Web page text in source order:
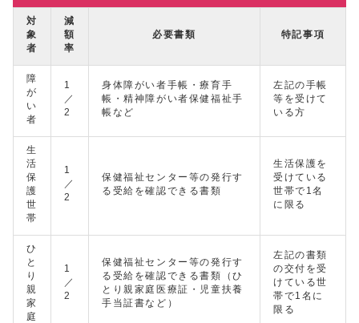
対
象
者
減
額
率
必要書類 特記事項
障
が
い
者
1
／
2
身体障がい者手帳・療育手
帳・精神障がい者保健福祉手
帳など
左記の手帳
等を受けて
いる方
生
活
保
護
世
帯
1
／
2
保健福祉センター等の発行す
る受給を確認できる書類
生活保護を
受けている
世帯で1名
に限る
ひ
と
り
親
家
庭
1
／
2
保健福祉センター等の発行す
る受給を確認できる書類（ひ
とり親家庭医療証・児童扶養
手当証書など）
左記の書類
の交付を受
けている世
帯で1名に
限る